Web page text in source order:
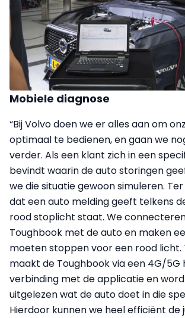
Mobiele diagnose
“Bij Volvo doen we er alles aan om
optimaal te bedienen, en gaan we
verder. Als een klant zich in een
bevindt waarin de auto storingen
we die situatie gewoon simuleren.
dat een auto melding geeft telkens
rood stoplicht staat. We
Toughbook met de auto en maken
moeten stoppen voor een rood licht.
maakt de Toughbook via een 4G/5G
verbinding met de applicatie en
uitgelezen wat de auto doet in die
Hierdoor kunnen we heel efficiënt de